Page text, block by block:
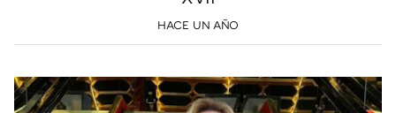
HACE UN AÑO